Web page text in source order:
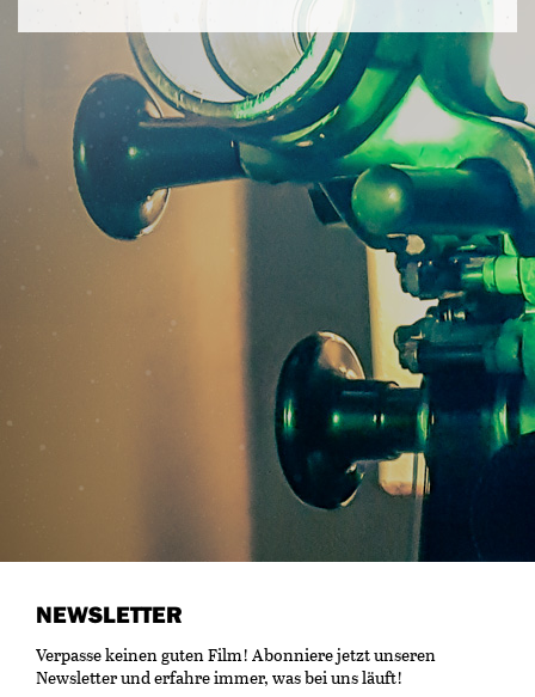
NEWSLETTER
Verpasse keinen guten Film! Abonniere jetzt unseren
Newsletter und erfahre immer, was bei uns läuft!